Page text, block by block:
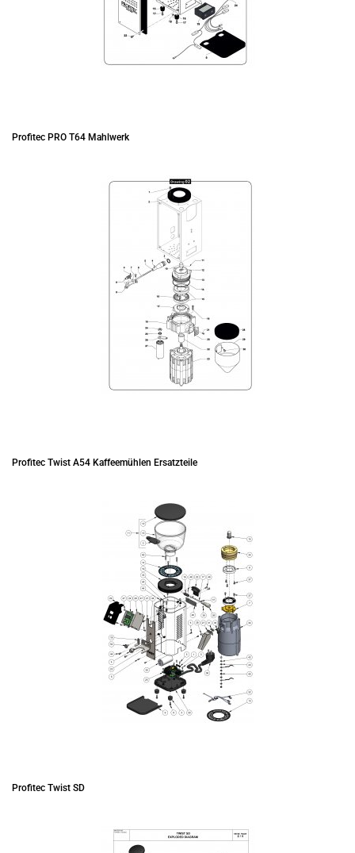
Profitec PRO T64 Mahlwerk
Profitec Twist A54 Kaffeemühlen Ersatzteile
Profitec Twist SD